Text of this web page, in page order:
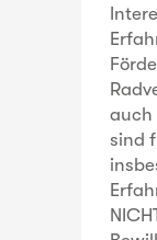
auch
sind